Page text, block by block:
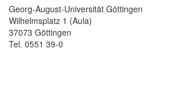
Georg-August-Universität Göttingen
Wilhelmsplatz 1 (Aula)
37073 Göttingen
Tel. 0551 39-0